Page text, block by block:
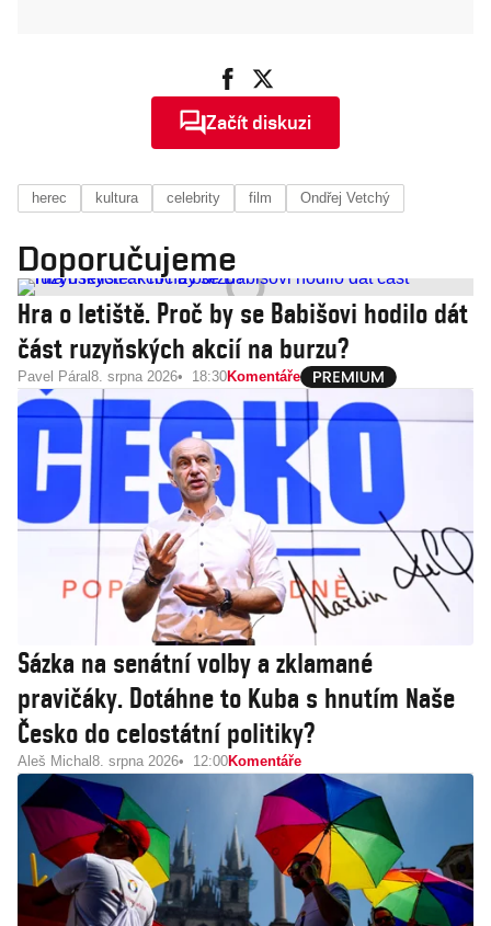
Začít diskuzi
herec kultura celebrity film Ondřej Vetchý
Doporučujeme
Hra o letiště. Proč by se Babišovi hodilo dát
část ruzyňských akcií na burzu?
Pavel Páral 8. srpna 2026 18:30Komentáře
Sázka na senátní volby a zklamané
pravičáky. Dotáhne to Kuba s hnutím Naše
Česko do celostátní politiky?
Aleš Michal 8. srpna 2026 12:00Komentáře